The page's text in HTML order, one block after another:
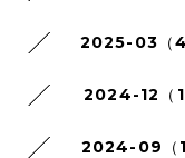
2025-03（4
2024-12（1
2024-09（1